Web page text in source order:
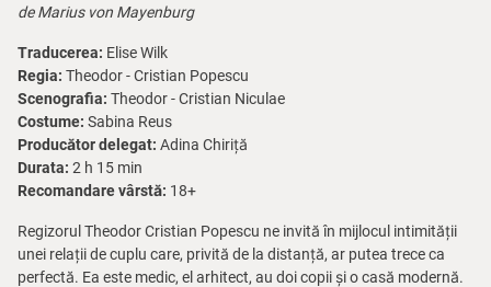
de Marius von Mayenburg
Traducerea: Elise Wilk
Regia: Theodor - Cristian Popescu
Scenografia: Theodor - Cristian Niculae
Costume: Sabina Reus
Producător delegat: Adina Chiriță
Durata: 2 h 15 min
Recomandare vârstă: 18+
Regizorul Theodor Cristian Popescu ne invită în mijlocul intimității
unei relații de cuplu care, privită de la distanță, ar putea trece ca
perfectă. Ea este medic, el arhitect, au doi copii și o casă modernă.